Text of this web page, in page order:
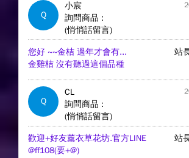
Q
小宸
詢問商品 :
(悄悄話留言)
站
您好 ~~金桔 過年才會有...
金雞桔 沒有聽過這個品種
Q
CL
詢問商品 :
(悄悄話留言)
站
歡迎+好友薰衣草花坊.官方LINE
@ff108(要+@)